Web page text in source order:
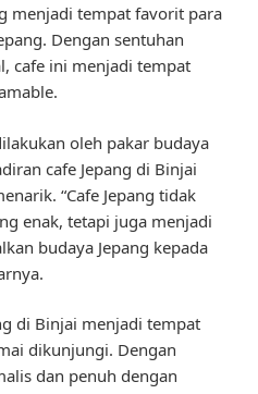
menjadi tempat favorit para
Dengan sentuhan
cafe ini menjadi tempat
oleh pakar budaya
cafe Jepang di Binjai
“Cafe Jepang tidak
enak, tetapi juga menjadi
budaya Jepang kepada
di Binjai menjadi tempat
dikunjungi. Dengan
dan penuh dengan